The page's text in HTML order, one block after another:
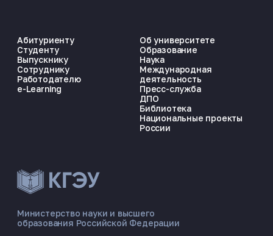
ЭНЕРГОКОД — ПОМОЩНИК КГЭУ
📋 Приёмная комиссия
Министерство науки и высшего
образования Российской Федерации
Абитуриенту
Студенту
Выпускнику
Сотруднику
Работодателю
e-Learning
Об университете
Образование
Наука
Международная
деятельность
Пресс-служба
ДПО
Библиотека
Национальные проекты
России